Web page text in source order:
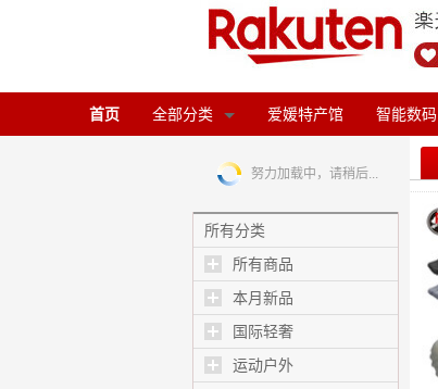
首页 全部分类 爱媛特产馆 智能数码
努力加载中，请稍后...
所有分类
所有商品
本月新品
国际轻奢
运动户外